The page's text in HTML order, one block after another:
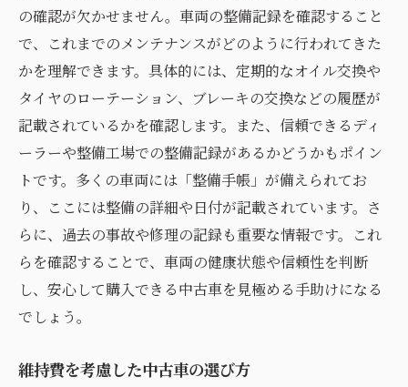
の確認が欠かせません。車両の整備記録を確認すること
で、これまでのメンテナンスがどのように行われてきた
かを理解できます。具体的には、定期的なオイル交換や
タイヤのローテーション、ブレーキの交換などの履歴が
記載されているかを確認します。また、信頼できるディ
ーラーや整備工場での整備記録があるかどうかもポイン
トです。多くの車両には「整備手帳」が備えられてお
り、ここには整備の詳細や日付が記載されています。さ
らに、過去の事故や修理の記録も重要な情報です。これ
らを確認することで、車両の健康状態や信頼性を判断
し、安心して購入できる中古車を見極める手助けになる
でしょう。
維持費を考慮した中古車の選び方